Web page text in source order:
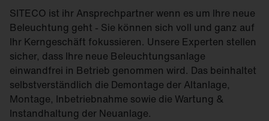
SITECO ist ihr Ansprechpartner wenn es um Ihre neue
Beleuchtung geht - Sie können sich voll und ganz auf
Ihr Kerngeschäft fokussieren. Unsere Experten stellen
sicher, dass Ihre neue Beleuchtungsanlage
einwandfrei in Betrieb genommen wird. Das beinhaltet
selbstverständlich die Demontage der Altanlage,
Montage, Inbetriebnahme sowie die Wartung &
Instandhaltung der Neuanlage.